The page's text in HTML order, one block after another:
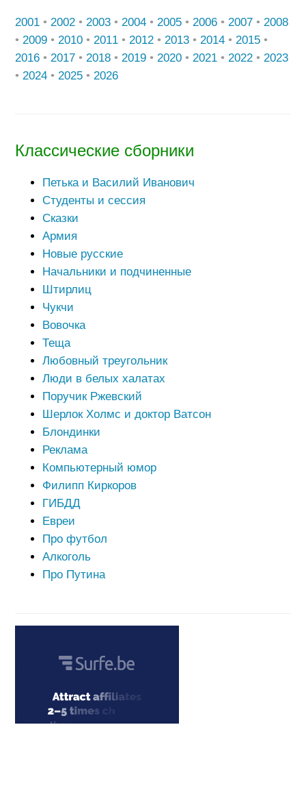
2001 • 2002 • 2003 • 2004 • 2005 • 2006 • 2007 • 2008
• 2009 • 2010 • 2011 • 2012 • 2013 • 2014 • 2015 •
2016 • 2017 • 2018 • 2019 • 2020 • 2021 • 2022 • 2023
• 2024 • 2025 • 2026
Классические сборники
Петька и Василий Иванович
Студенты и сессия
Сказки
Армия
Новые русские
Начальники и подчиненные
Штирлиц
Чукчи
Вовочка
Теща
Любовный треугольник
Люди в белых халатах
Поручик Ржевский
Шерлок Холмс и доктор Ватсон
Блондинки
Реклама
Компьютерный юмор
Филипп Киркоров
ГИБДД
Евреи
Про футбол
Алкоголь
Про Путина